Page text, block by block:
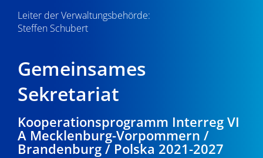
Leiter der Verwaltungsbehörde:
Steffen Schubert
Gemeinsames
Sekretariat
Kooperationsprogramm Interreg VI
A Mecklenburg-Vorpommern /
Brandenburg / Polska 2021-2027